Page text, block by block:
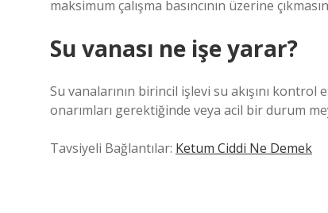
maksimum çalışma basıncının üzerine
Su vanası ne işe yarar?
Su vanalarının birincil işlevi su akışını kontrol
onarımları gerektiğinde veya acil bir durum
Tavsiyeli Bağlantılar: Ketum Ciddi Ne Demek